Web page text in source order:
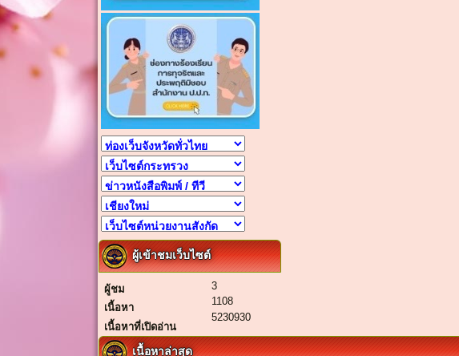
ผู้เข้าชมเว็บไซต์
ผู้ชม
3
เนื้อหา
1108
เนื้อหาที่เปิดอ่าน
5230930
เนื้อหาล่าสุด